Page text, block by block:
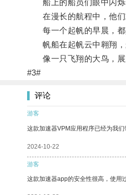
船上的船员们眼中闪烁
在漫长的航程中，他们
每一个起帆的早晨，都
帆船在起帆云中翱翔，
像一只飞翔的大鸟，展
#3#
评论
游客
这款加速器VPM应用程序已经为我们
2024-10-22
游客
这款加速器app的安全性很高，使用